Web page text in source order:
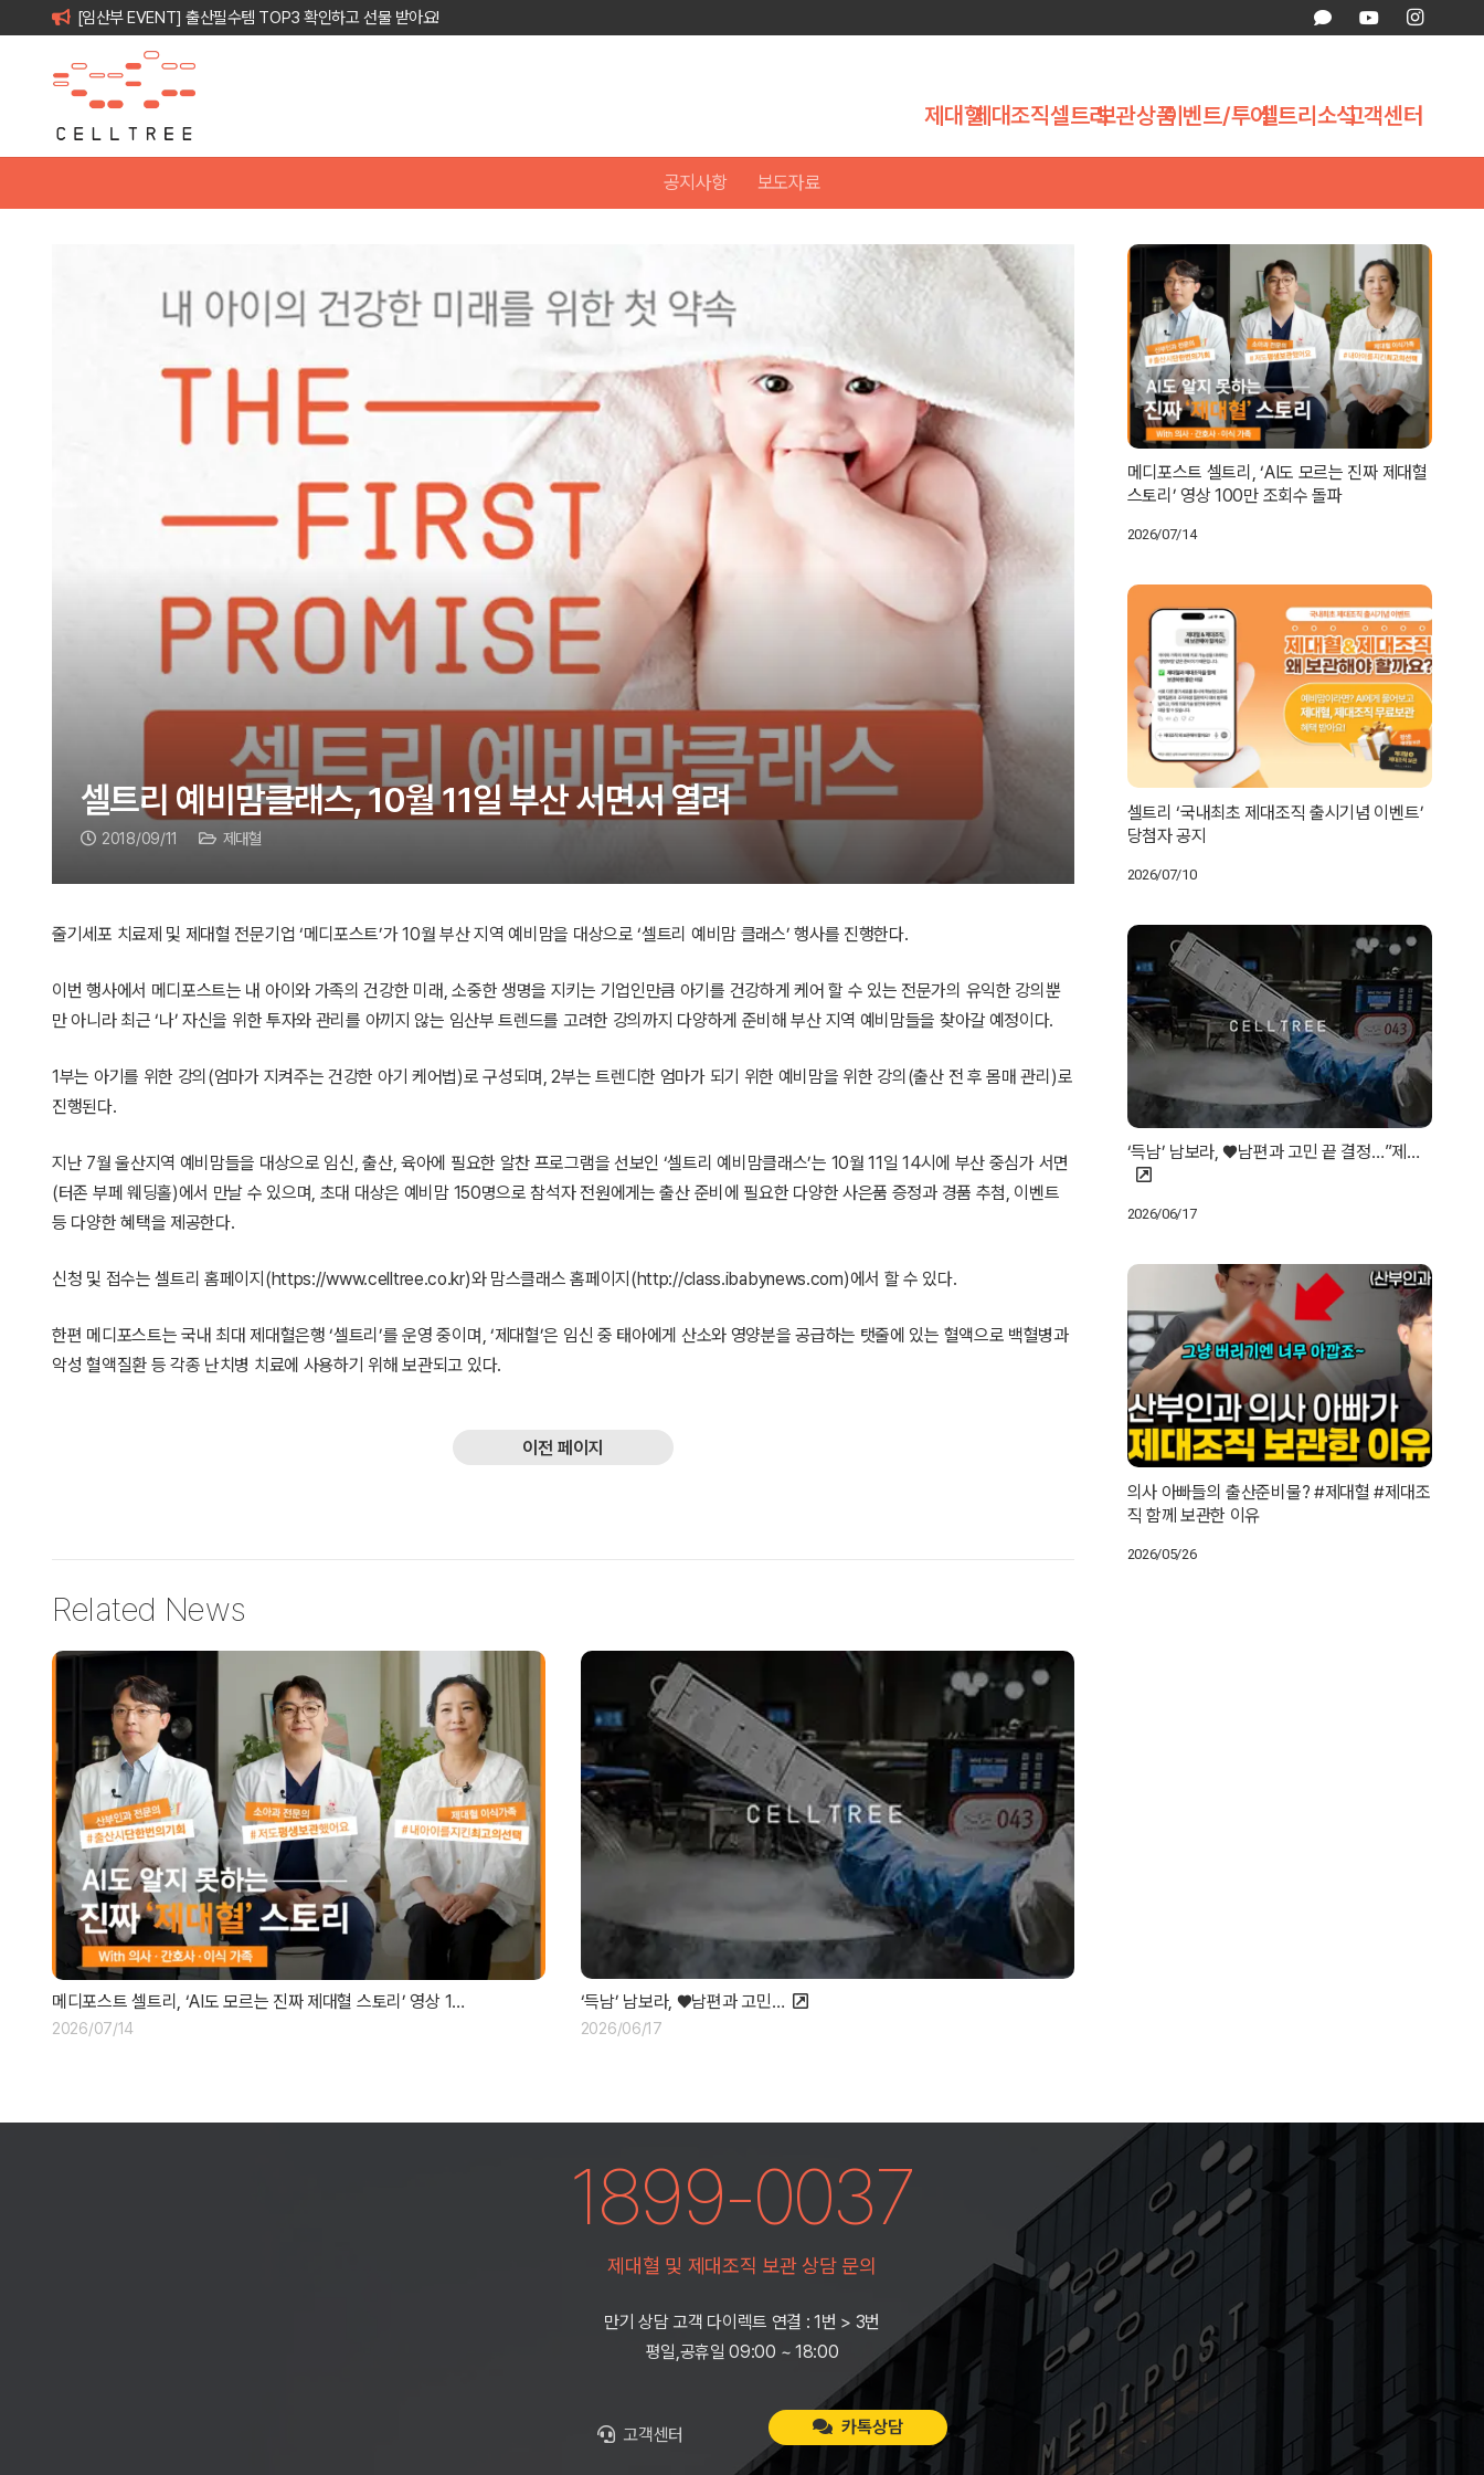
[임산부 EVENT] 출산필수템 TOP3 확인하고 선물 받아요!
제대혈제대조직셀트리보관상품이벤트/투어셀트리소식고객센터
공지사항 보도자료
셀트리 예비맘클래스, 10월 11일 부산 서면서 열려
2018/09/11 제대혈
줄기세포 치료제 및 제대혈 전문기업 ‘메디포스트’가 10월 부산 지역 예비맘을 대상으로 ‘셀트리 예비맘 클래스’ 행사를 진행한다.
이번 행사에서 메디포스트는 내 아이와 가족의 건강한 미래, 소중한 생명을 지키는 기업인만큼 아기를 건강하게 케어 할 수 있는 전문가의 유익한 강의뿐
만 아니라 최근 ‘나’ 자신을 위한 투자와 관리를 아끼지 않는 임산부 트렌드를 고려한 강의까지 다양하게 준비해 부산 지역 예비맘들을 찾아갈 예정이다.
1부는 아기를 위한 강의(엄마가 지켜주는 건강한 아기 케어법)로 구성되며, 2부는 트렌디한 엄마가 되기 위한 예비맘을 위한 강의(출산 전 후 몸매 관리)로
진행된다.
지난 7월 울산지역 예비맘들을 대상으로 임신, 출산, 육아에 필요한 알찬 프로그램을 선보인 ‘셀트리 예비맘클래스’는 10월 11일 14시에 부산 중심가 서면
(터존 부페 웨딩홀)에서 만날 수 있으며, 초대 대상은 예비맘 150명으로 참석자 전원에게는 출산 준비에 필요한 다양한 사은품 증정과 경품 추첨, 이벤트
등 다양한 혜택을 제공한다.
신청 및 접수는 셀트리 홈페이지(https://www.celltree.co.kr)와 맘스클래스 홈페이지(http://class.ibabynews.com)에서 할 수 있다.
한편 메디포스트는 국내 최대 제대혈은행 ‘셀트리’를 운영 중이며, ‘제대혈’은 임신 중 태아에게 산소와 영양분을 공급하는 탯줄에 있는 혈액으로 백혈병과
악성 혈액질환 등 각종 난치병 치료에 사용하기 위해 보관되고 있다.
이전 페이지
Related News
메디포스트 셀트리, ‘AI도 모르는 진짜 제대혈 스토리’ 영상 1…
2026/07/14
‘득남’ 남보라, ♥남편과 고민…
2026/06/17
메디포스트 셀트리, ‘AI도 모르는 진짜 제대혈
스토리’ 영상 100만 조회수 돌파
2026/07/14
셀트리 ‘국내최초 제대조직 출시기념 이벤트’
당첨자 공지
2026/07/10
‘득남’ 남보라, ♥남편과 고민 끝 결정…”제…
2026/06/17
의사 아빠들의 출산준비물? #제대혈 #제대조
직 함께 보관한 이유
2026/05/26
1899-0037
제대혈 및 제대조직 보관 상담 문의
만기 상담 고객 다이렉트 연결 : 1번 > 3번
평일,공휴일 09:00 ~ 18:00
고객센터 카톡상담